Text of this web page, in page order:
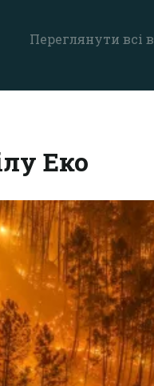
Переглянути всі
Еко